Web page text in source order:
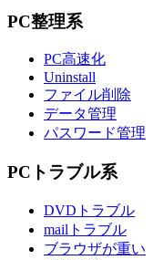
PC整理系
PC高速化
Uninstall
ファイル削除
データ管理
パスワード管理
PCトラブル系
DVDトラブル
mailトラブル
ブラウザが重い